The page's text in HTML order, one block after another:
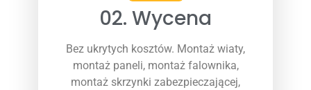
02. Wycena
Bez ukrytych kosztów. Montaż wiaty,
montaż paneli, montaż falownika,
montaż skrzynki zabezpieczającej,